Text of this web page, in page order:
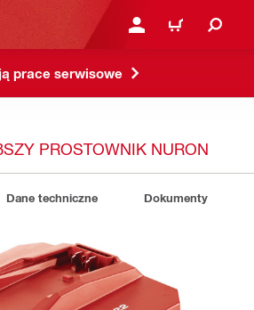
ZALOGUJ SIĘ LUB
KOSZYK
prace serwisowe
PROSTOWNIK NURON
Dane techniczne Dokumenty